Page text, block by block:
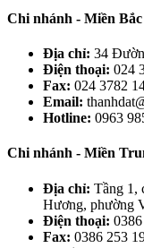
Chi nhánh - Miền Bắc
Địa chỉ: 34
Điện thoại: 024
Fax: 024 3782
Email:
Hotline: 0963
Chi nhánh - Miền
Địa chỉ: Tầng 1,
Hương, phường
Điện thoại:
Fax: 0386 253